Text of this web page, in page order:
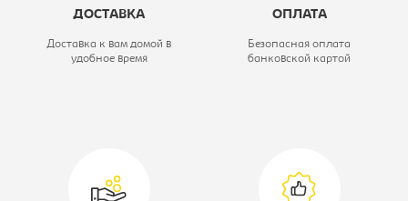
ДОСТАВКА
Доставка к вам домой в
удобное время
ОПЛАТА
Безопасная оплата
банковской картой